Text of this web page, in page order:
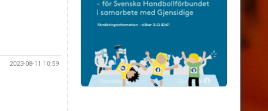
2023-08-11 10:59